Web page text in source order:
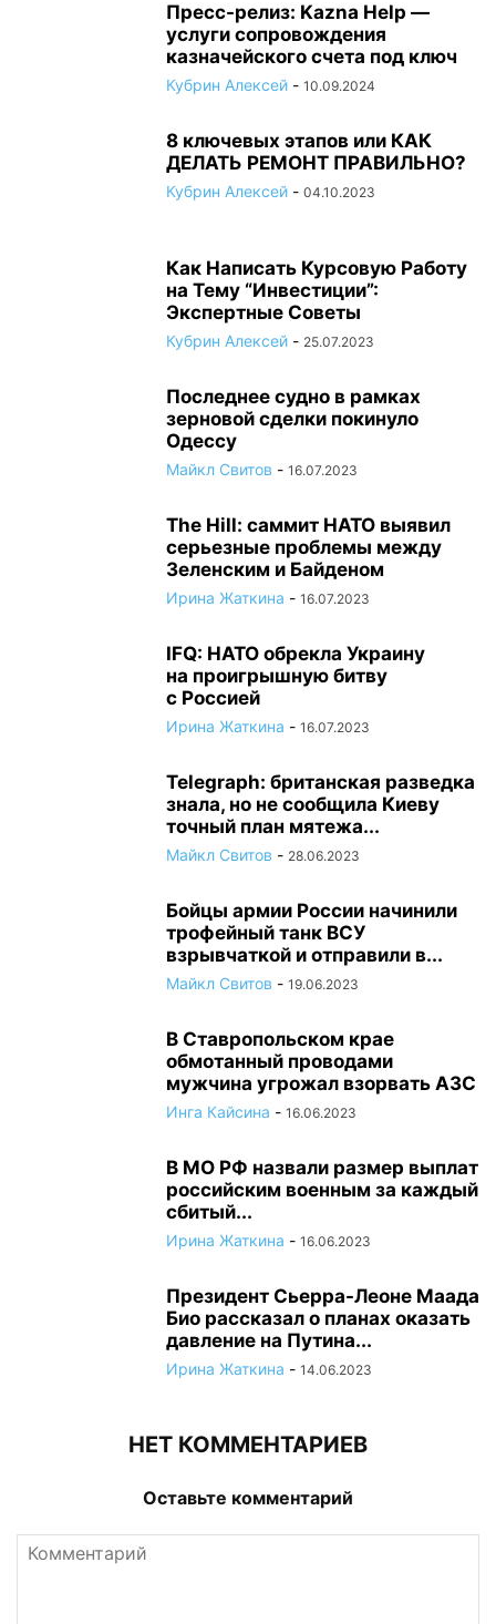
Пресс-релиз: Kazna Help —
услуги сопровождения
казначейского счета под ключ
Кубрин Алексей - 10.09.2024
8 ключевых этапов или КАК
ДЕЛАТЬ РЕМОНТ ПРАВИЛЬНО?
Кубрин Алексей - 04.10.2023
Как Написать Курсовую Работу
на Тему “Инвестиции”:
Экспертные Советы
Кубрин Алексей - 25.07.2023
Последнее судно в рамках
зерновой сделки покинуло
Одессу
Майкл Свитов - 16.07.2023
The Hill: саммит НАТО выявил
серьезные проблемы между
Зеленским и Байденом
Ирина Жаткина - 16.07.2023
IFQ: НАТО обрекла Украину
на проигрышную битву
с Россией
Ирина Жаткина - 16.07.2023
Telegraph: британская разведка
знала, но не сообщила Киеву
точный план мятежа...
Майкл Свитов - 28.06.2023
Бойцы армии России начинили
трофейный танк ВСУ
взрывчаткой и отправили в...
Майкл Свитов - 19.06.2023
В Ставропольском крае
обмотанный проводами
мужчина угрожал взорвать АЗС
Инга Кайсина - 16.06.2023
В МО РФ назвали размер выплат
российским военным за каждый
сбитый...
Ирина Жаткина - 16.06.2023
Президент Сьерра-Леоне Маада
Био рассказал о планах оказать
давление на Путина...
Ирина Жаткина - 14.06.2023
НЕТ КОММЕНТАРИЕВ
Оставьте комментарий